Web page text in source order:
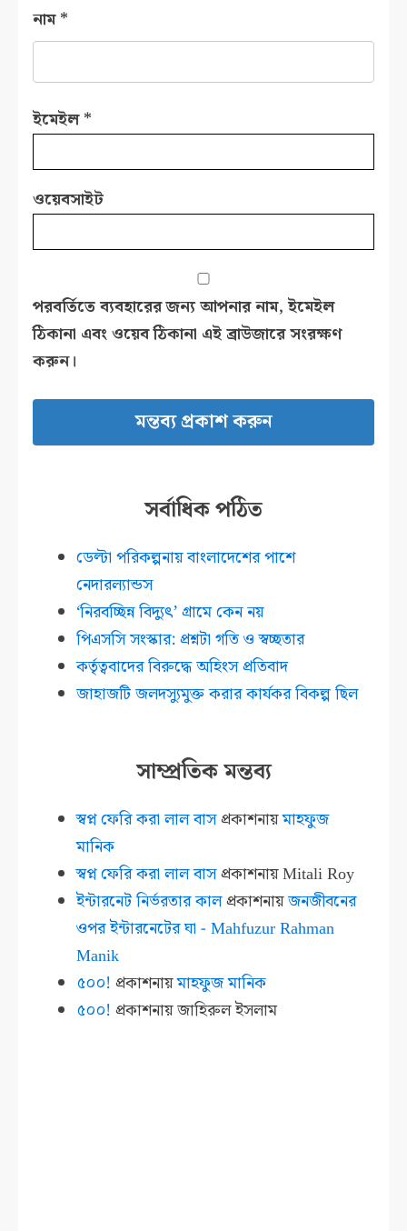
নাম*
ইমেইল*
ওয়েবসাইট
পরবর্তিতে ব্যবহারের জন্য আপনার নাম, ইমেইল
ঠিকানা এবং ওয়েব ঠিকানা এই ব্রাউজারে সংরক্ষণ
করুন।
সর্বাধিক পঠিত
ডেল্টা পরিকল্পনায় বাংলাদেশের পাশে
নেদারল্যান্ডস
‘নিরবচ্ছিন্ন বিদ্যুৎ’ গ্রামে কেন নয়
পিএসসি সংস্কার: প্রশ্নটা গতি ও স্বচ্ছতার
কর্তৃত্ববাদের বিরুদ্ধে অহিংস প্রতিবাদ
জাহাজটি জলদস্যুমুক্ত করার কার্যকর বিকল্প ছিল
সাম্প্রতিক মন্তব্য
স্বপ্ন ফেরি করা লাল বাসপ্রকাশনায়মাহফুজ
মানিক
স্বপ্ন ফেরি করা লাল বাসপ্রকাশনায়Mitali Roy
ইন্টারনেট নির্ভরতার কালপ্রকাশনায়জনজীবনের
ওপর ইন্টারনেটের ঘা - Mahfuzur Rahman
Manik
৫০০! প্রকাশনায়মাহফুজ মানিক
৫০০! প্রকাশনায়জাহিরুল ইসলাম